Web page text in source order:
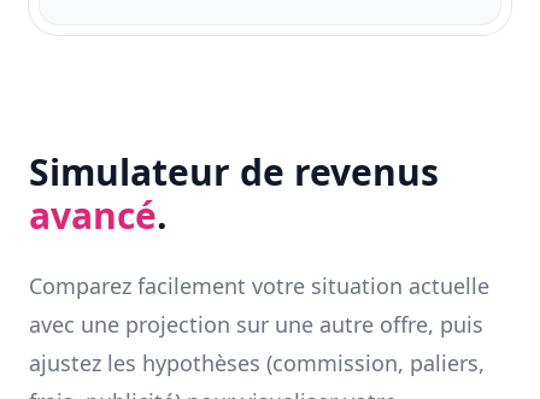
Simulateur de revenus
avancé.
Comparez facilement votre situation actuelle
avec une projection sur une autre offre, puis
ajustez les hypothèses (commission, paliers,